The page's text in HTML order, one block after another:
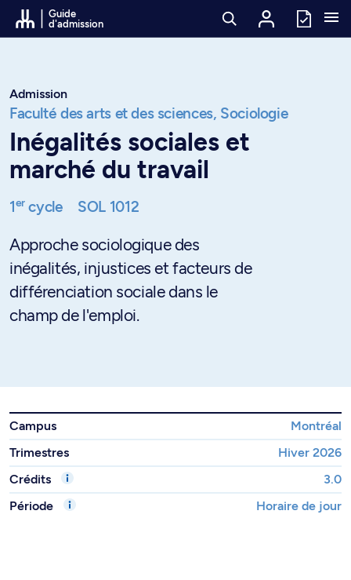
Passer au contenu
Guide
d'admission
Admission
Faculté des arts et des sciences, Sociologie
Inégalités sociales et
marché du travail
1ercycle SOL 1012
Approche sociologique des
inégalités, injustices et facteurs de
différenciation sociale dans le
champ de l'emploi.
Campus
Montréal
Trimestres
Hiver 2026
Crédits
3.0
Période
Horaire de jour